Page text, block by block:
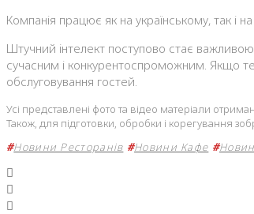
Компанія працює як на українському, так і
Штучний інтелект поступово стає
сучасним і конкурентоспроможним. Якщо
обслуговування гостей.
Усі представлені фото та відео матеріали
Також, для підготовки, обробки і корегування
#Новини Ресторанів #Новини Кафе #